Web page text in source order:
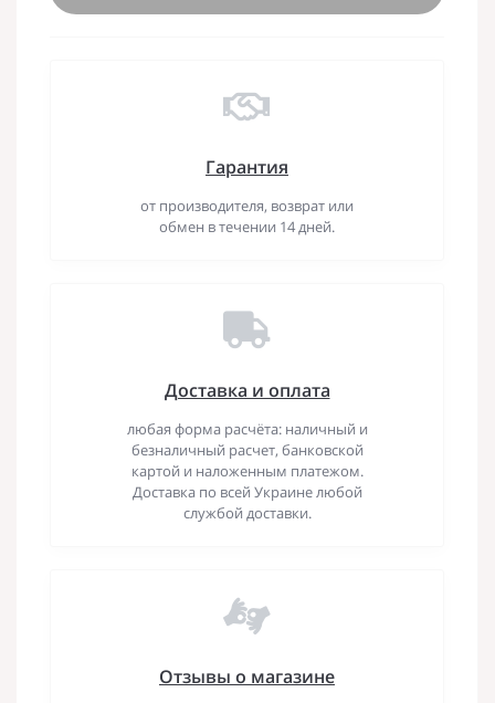
Гарантия
от производителя, возврат или
обмен в течении 14 дней.
Доставка и оплата
любая форма расчёта: наличный и
безналичный расчет, банковской
картой и наложенным платежом.
Доставка по всей Украине любой
службой доставки.
Отзывы о магазине